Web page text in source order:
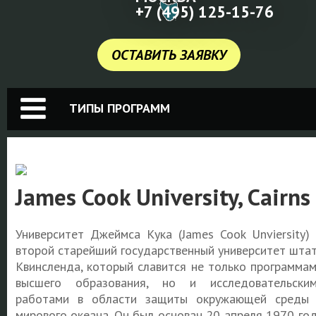
ОСТАВИТЬ ЗАЯВКУ
+7 (495) 125-15-76
ТИПЫ ПРОГРАММ
James Cook University, Cairns
Университет Джеймса Кука (James Cook Unviersity)
второй старейший государственный университет
Квинсленда, который славится не только
высшего образования, но и
работами в области защиты окружающей среды